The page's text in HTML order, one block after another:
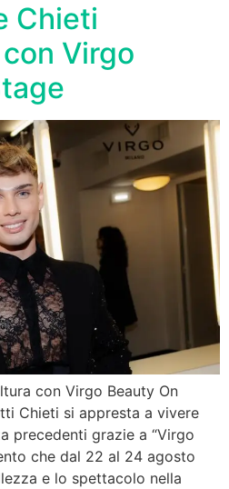
Chieti
Virgo
con Virgo Beauty On
Chieti si appresta a vivere
precedenti grazie a “Virgo
che dal 22 al 24 agosto
e lo spettacolo nella